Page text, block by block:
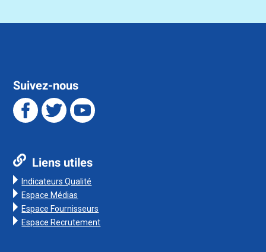
Suivez-nous
Liens utiles
Indicateurs Qualité
Espace Médias
Espace Fournisseurs
Espace Recrutement